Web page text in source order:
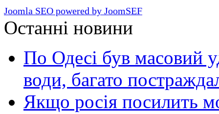
Joomla SEO powered by JoomSEF
Останні новини
По Одесі був масовий
води, багато
Якщо росія посилить